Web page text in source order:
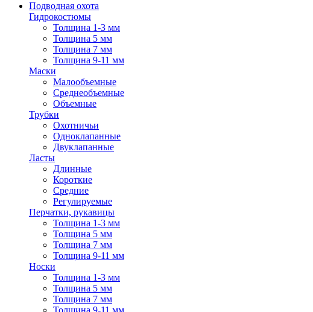
Подводная охота
Гидрокостюмы
Толщина 1-3 мм
Толщина 5 мм
Толщина 7 мм
Толщина 9-11 мм
Маски
Малообъемные
Среднеобъемные
Объемные
Трубки
Охотничьи
Одноклапанные
Двуклапанные
Ласты
Длинные
Короткие
Средние
Регулируемые
Перчатки, рукавицы
Толщина 1-3 мм
Толщина 5 мм
Толщина 7 мм
Толщина 9-11 мм
Носки
Толщина 1-3 мм
Толщина 5 мм
Толщина 7 мм
Толщина 9-11 мм